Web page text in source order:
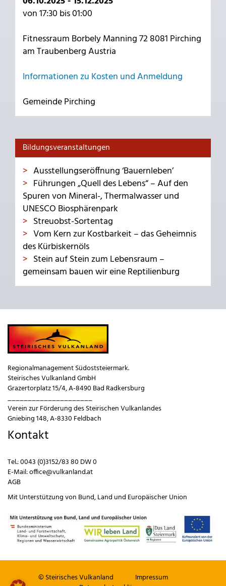
von 17:30 bis 01:00
Fitnessraum Borbely Manning 72 8081 Pirching
am Traubenberg Austria
Informationen zu Kosten und Anmeldung
Gemeinde Pirching
Bildungsveranstaltungen
Ausstellungseröffnung ‘Bauernleben’
Führungen „Quell des Lebens“ – Auf den
Spuren von Mineral-, Thermalwasser und
UNESCO Biosphärenpark
Streuobst-Sortentag
Vom Kern zur Kostbarkeit – das Geheimnis
des Kürbiskernöls
Stein auf Stein zum Lebensraum –
gemeinsam bauen wir eine Reptilienburg
Regionalmanagement Südoststeiermark.
Steirisches Vulkanland GmbH
Grazertorplatz 15/4, A-8490 Bad Radkersburg
_____________________
Verein zur Förderung des Steirischen Vulkanlandes
Gniebing 148, A-8330 Feldbach
Kontakt
Tel.:0043 (0)3152/83 80 DW 0
E-Mail:office@vulkanland.at
AGB
Mit Unterstützung von Bund,Land und Europäischer Union
© Steirisches Vulkanland
Impressum